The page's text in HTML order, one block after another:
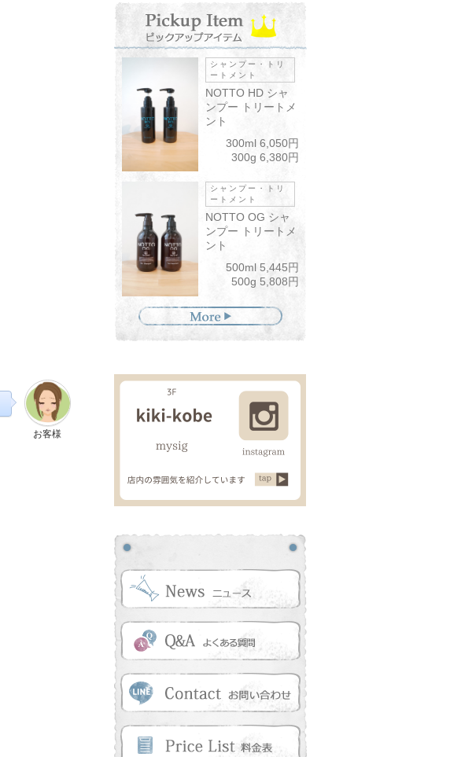
お客様
シャンプー・トリ
ートメント
NOTTO HD シャ
ンプー トリートメ
ント
300ml 6,050円
300g 6,380円
シャンプー・トリ
ートメント
NOTTO OG シャ
ンプー トリートメ
ント
500ml 5,445円
500g 5,808円